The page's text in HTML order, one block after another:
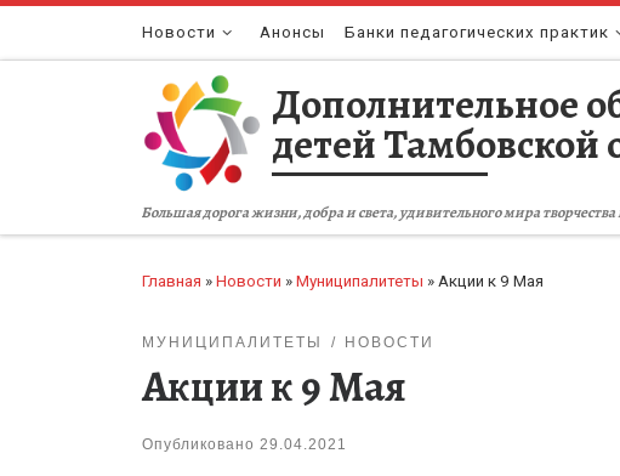
Перейти к содержимому
Новости Анонсы Банки педагогических практик
Дополнительное
детей Тамбовской
Большая дорога жизни, добра и света, удивительного мира
Главная » Новости » Муниципалитеты » Акции к 9 Мая
МУНИЦИПАЛИТЕТЫ НОВОСТИ
Акции к 9 Мая
Опубликовано 29.04.2021